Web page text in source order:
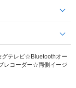
テレビ☆Bluetoothオー
レコーダー☆両側イージ